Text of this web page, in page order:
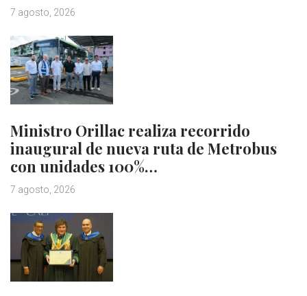
7 agosto, 2026
Ministro Orillac realiza recorrido
inaugural de nueva ruta de Metrobus
con unidades 100%…
7 agosto, 2026